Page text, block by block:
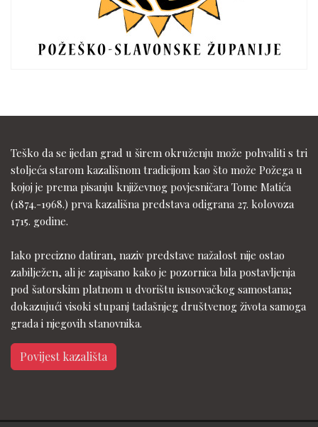
Teško da se ijedan grad u širem okruženju može pohvaliti s tri
stoljeća starom kazališnom tradicijom kao što može Požega u
kojoj je prema pisanju književnog povjesničara Tome Matića
(1874.-1968.) prva kazališna predstava odigrana 27. kolovoza
1715. godine.
Iako precizno datiran, naziv predstave nažalost nije ostao
zabilježen, ali je zapisano kako je pozornica bila postavljenja
pod šatorskim platnom u dvorištu isusovačkog samostana;
dokazujući visoki stupanj tadašnjeg društvenog života samoga
grada i njegovih stanovnika.
Povijest kazališta